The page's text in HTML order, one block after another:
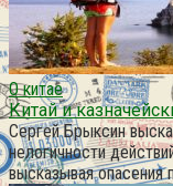
О китае
Китай и
Сергей Брыксин
нелогичности
высказывая опасения